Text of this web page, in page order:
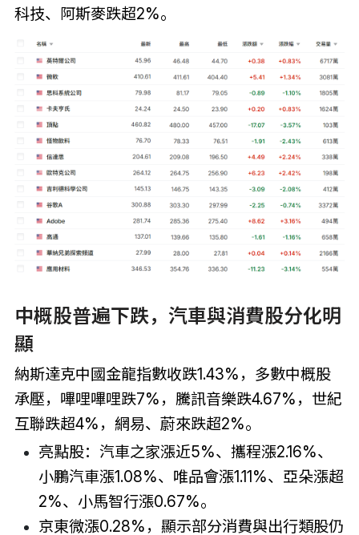
科技、阿斯麥跌超2%。
中概股普遍下跌，汽車與消費股分化明
顯
納斯達克中國金龍指數收跌1.43%，多數中概股
承壓，嗶哩嗶哩跌7%，騰訊音樂跌4.67%，世紀
互聯跌超4%，網易、蔚來跌超2%。
亮點股：汽車之家漲近5%、攜程漲2.16%、
小鵬汽車漲1.08%、唯品會漲1.11%、亞朵漲超
2%、小馬智行漲0.67%。
京東微漲0.28%，顯示部分消費與出行類股仍